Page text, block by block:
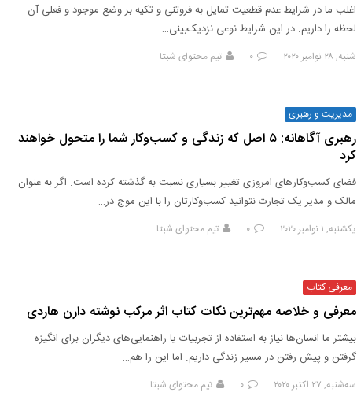
اغلب ما در شرایط عدم قطعیت تمایل به فروتنی و تکیه بر وضع موجود و فعلی آن
لحظه را داریم. در این شرایط نوعی نزدیک‌بینی…
شنبه, ۲۸ نوامبر ۲۰۲۰ ۰ تیم محتوای شبتا
مدیریت و رهبری
رهبری آگاهانه: ۵ اصل که زندگی و کسب‌وکار شما را متحول خواهند
کرد
فضای کسب‌وکارهای امروزی تغییر بسیاری نسبت به گذشته کرده است. اگر به عنوان
مالک و مدیر یک تجارت نتوانید کسب‌وکارتان را با این موج در…
یکشنبه, ۱ نوامبر ۲۰۲۰ ۰ تیم محتوای شبتا
معرفی کتاب
معرفی و خلاصه مهم‌ترین نکات کتاب اثر مرکب نوشته دارن هاردی
بیشتر ما انسان‌ها نیاز به استفاده از تجربیات یا راهنمایی‌های دیگران برای انگیزه
گرفتن و پیش رفتن در مسیر زندگی داریم. اما این را هم…
سه‌شنبه, ۲۷ اکتبر ۲۰۲۰ ۰ تیم محتوای شبتا